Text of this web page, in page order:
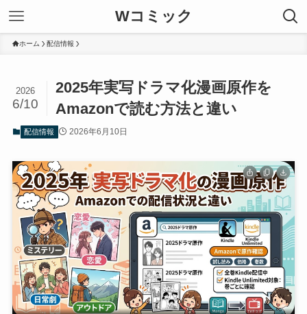
Wコミック
ホーム 配信情報
2025年実写ドラマ化漫画原作を
Amazonで読む方法と違い
2026
6/10
配信情報 2026年6月10日